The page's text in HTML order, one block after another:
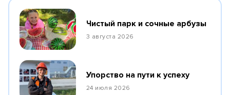
Чистый парк и сочные арбузы
3 августа 2026
Упорство на пути к успеху
24 июля 2026